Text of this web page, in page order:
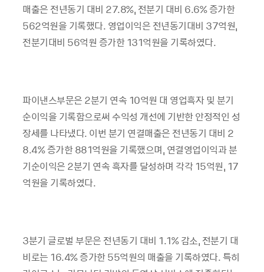
매출은 전년동기 대비 27.8%, 전분기 대비 6.6% 증가한
562억원을 기록했다. 영업이익은 전년동기대비 37억원,
전분기대비 56억원 증가한 131억원을 기록하였다.
파이낸스부문은 2분기 연속 10억원 대 영업흑자 및 분기
순이익을 기록함으로써 수익성 개선에 기반한 안정적인 성
장세를 나타냈다. 이번 분기 연결매출은 전년동기 대비 2
8.4% 증가한 881억원을 기록했으며, 연결영업이익과 분
기순이익은 2분기 연속 흑자를 달성하며 각각 15억원, 17
억원을 기록하였다.
3분기 글로벌 부문은 전년동기 대비 1.1% 감소, 전분기 대
비로는 16.4% 증가한 55억원의 매출을 기록하였다. 특히